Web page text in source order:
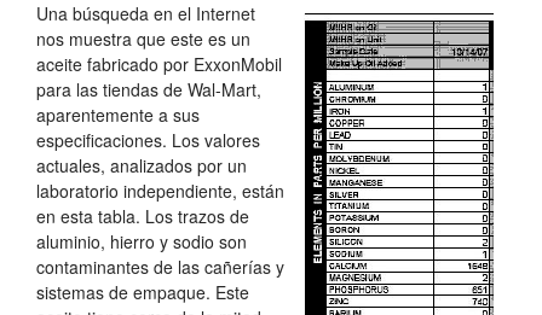
Una búsqueda en el Internet
nos muestra que este es un
aceite fabricado por ExxonMobil
para las tiendas de Wal-Mart,
aparentemente a sus
especificaciones. Los valores
actuales, analizados por un
laboratorio independiente, están
en esta tabla. Los trazos de
aluminio, hierro y sodio son
contaminantes de las cañerías y
sistemas de empaque. Este